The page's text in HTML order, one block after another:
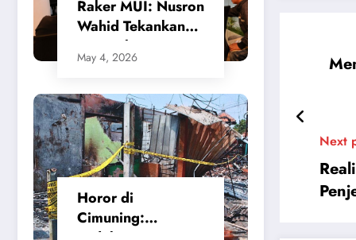
​Raker MUI: Nusron
Wahid Tekankan
Keseimbangan
Sistem
Bencana
May 4, 2026
Horor di
Cimuning:
Next